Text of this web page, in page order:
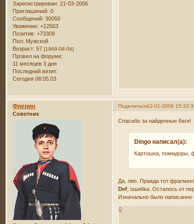
Зарегистрирован: 21-03-2006
Приглашений: 0
Сообщений: 30050
Уважение: +12563
Позитив: +73309
Пол: Мужской
Возраст: 57[1969-08-06]
Провел на форуме:
11 месяцев 3 дня
Последний визит:
Сегодня 08:05:03
Поделиться22-01-2009
Фрерин
Советник
Спасибо за найденные баги!
Dingo написал(а):
Картошка, помидоры,
Да, ляп. Правда тот
Def , ошибка. Осталось от
Изначально было
0